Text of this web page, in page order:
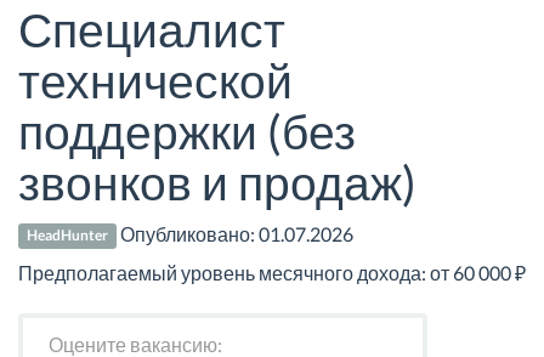
Специалист
технической
поддержки (без
звонков и продаж)
HeadHunter Опубликовано:01.07.2026
Предполагаемый уровень месячного дохода: от 60 000 ₽
Оцените вакансию: